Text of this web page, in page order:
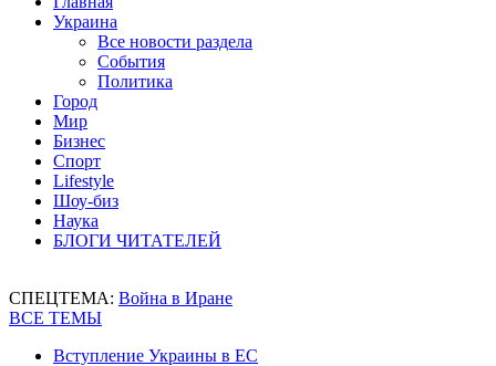
Украина
Все новости раздела
События
Политика
Город
Мир
Бизнес
Спорт
Lifestyle
Шоу-биз
Наука
БЛОГИ ЧИТАТЕЛЕЙ
СПЕЦТЕМА: Война в Иране
ВСЕ ТЕМЫ
Вступление Украины в ЕС